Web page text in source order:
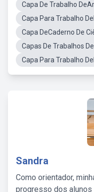
Capa De Trabalho
Capa Para Trabalho
Capa DeCaderno De
Capas De Trabalhos
Capa Para Trabalho
Sandra
Como orientador,
progresso dos alunos